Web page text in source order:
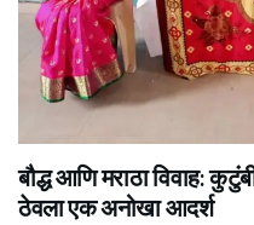
बौद्ध आणि मराठा विवाह:
ठेवला एक अनोखा आदर्श